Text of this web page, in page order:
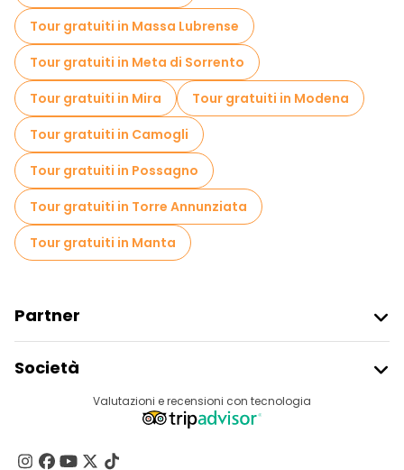
Tour gratuiti in Massa Lubrense
Tour gratuiti in Meta di Sorrento
Tour gratuiti in Mira
Tour gratuiti in Modena
Tour gratuiti in Camogli
Tour gratuiti in Possagno
Tour gratuiti in Torre Annunziata
Tour gratuiti in Manta
Partner
Accesso Del Fornitore
Programma Di Affiliazione
Società
Destinazioni
Contattaci
Valutazioni e recensioni con tecnologia